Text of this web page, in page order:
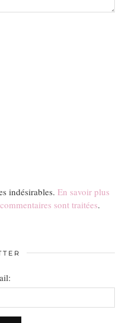
indésirables. En savoir plus
sont traitées.